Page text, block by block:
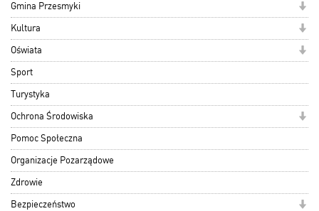
Gmina Przesmyki
Kultura
Oświata
Sport
Turystyka
Ochrona Środowiska
Pomoc Społeczna
Organizacje Pozarządowe
Zdrowie
Bezpieczeństwo